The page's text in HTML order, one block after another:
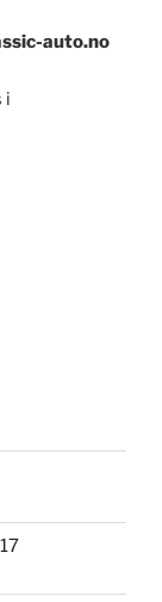
auto.no
i